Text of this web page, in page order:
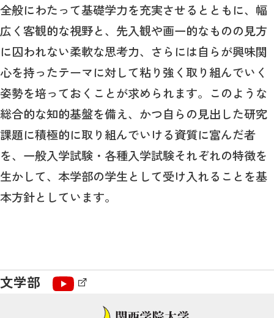
全般にわたって基礎学力を充実させるとともに、幅
広く客観的な視野と、先入観や画一的なものの見方
に囚われない柔軟な思考力、さらには自らが興味関
心を持ったテーマに対して粘り強く取り組んでいく
姿勢を培っておくことが求められます。このような
総合的な知的基盤を備え、かつ自らの見出した研究
課題に積極的に取り組んでいける資質に富んだ者
を、一般入学試験・各種入学試験それぞれの特徴を
生かして、本学部の学生として受け入れることを基
本方針としています。
文学部